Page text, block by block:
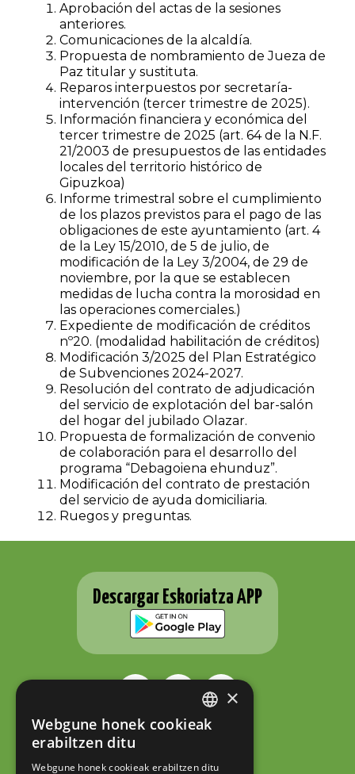
Aprobación del actas de la sesiones
anteriores.
Comunicaciones de la alcaldía.
Propuesta de nombramiento de Jueza de
Paz titular y sustituta.
Reparos interpuestos por secretaría-
intervención (tercer trimestre de 2025).
Información financiera y económica del
tercer trimestre de 2025 (art. 64 de la N.F.
21/2003 de presupuestos de las entidades
locales del territorio histórico de
Gipuzkoa)
Informe trimestral sobre el cumplimiento
de los plazos previstos para el pago de las
obligaciones de este ayuntamiento (art. 4
de la Ley 15/2010, de 5 de julio, de
modificación de la Ley 3/2004, de 29 de
noviembre, por la que se establecen
medidas de lucha contra la morosidad en
las operaciones comerciales.)
Expediente de modificación de créditos
nº20. (modalidad habilitación de créditos)
Modificación 3/2025 del Plan Estratégico
de Subvenciones 2024-2027.
Resolución del contrato de adjudicación
del servicio de explotación del bar-salón
del hogar del jubilado Olazar.
Propuesta de formalización de convenio
de colaboración para el desarrollo del
programa “Debagoiena ehunduz”.
Modificación del contrato de prestación
del servicio de ayuda domiciliaria.
Ruegos y preguntas.
Descargar Eskoriatza APP
ESKORIATZAKO UDALA
Fernando Eskoriatza plaza 1
BASQUE
×
Webgune honek cookieak
erabiltzen ditu
Webgune honek cookieak erabiltzen ditu